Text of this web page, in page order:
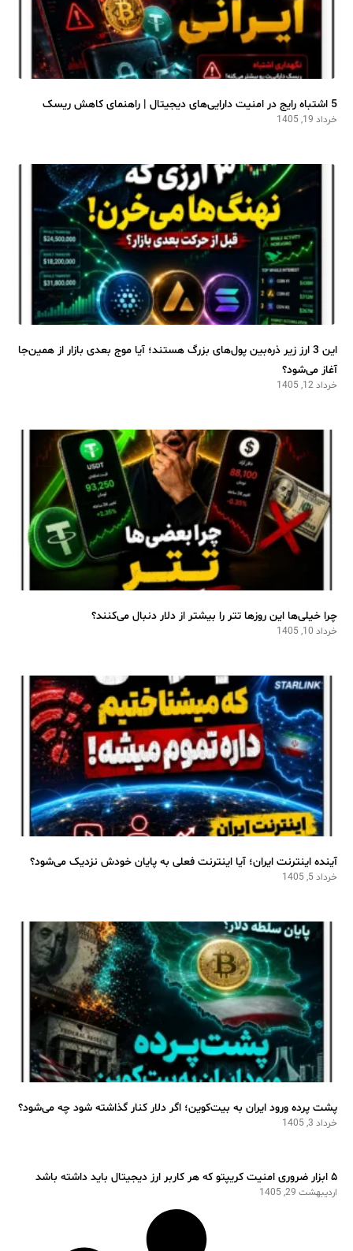
5 اشتباه رایج در امنیت دارایی‌های دیجیتال | راهنمای کاهش ریسک
خرداد 19, 1405
این 3 ارز زیر ذره‌بین پول‌های بزرگ هستند؛ آیا موج بعدی بازار از همین‌جا
آغاز می‌شود؟
خرداد 12, 1405
چرا خیلی‌ها این روزها تتر را بیشتر از دلار دنبال می‌کنند؟
خرداد 10, 1405
آینده اینترنت ایران؛ آیا اینترنت فعلی به پایان خودش نزدیک می‌شود؟
خرداد 5, 1405
پشت پرده ورود ایران به بیت‌کوین؛ اگر دلار کنار گذاشته شود چه می‌شود؟
خرداد 3, 1405
۵ ابزار ضروری امنیت کریپتو که هر کاربر ارز دیجیتال باید داشته باشد
اردیبهشت 29, 1405